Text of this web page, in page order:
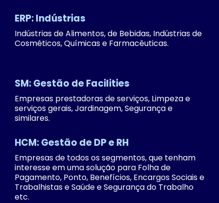
ERP: Indústrias
Indústrias de Alimentos, de Bebidas, Indústrias de
Cosméticos, Químicas e Farmacêuticas.
SM: Gestão de Facilities
Empresas prestadoras de serviços, Limpeza e
serviços gerais, Jardinagem, Segurança e
similares.
HCM: Gestão de DP e RH
Empresas de todos os segmentos, que tenham
interesse em uma solução para Folha de
Pagamento, Ponto, Benefícios, Encargos Sociais e
Trabalhistas e Saúde e Segurança do Trabalho
etc.